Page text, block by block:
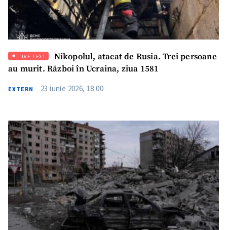
LIVE TEXT
Nikopolul, atacat de Rusia. Trei persoane
au murit. Război în Ucraina, ziua 1581
EXTERN 23 iunie 2026, 18:00
Link media
+ Link media
Mesajul știrei
+ Mesajul știrei
Sursă anonimă
Nume+ Numele meu
Email+ Emailul meu
Telefon
+ Telefon personal
Am citit și sunt de